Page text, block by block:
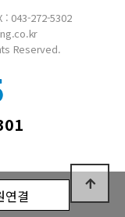
: 043-272-5302
Reserved.
연결